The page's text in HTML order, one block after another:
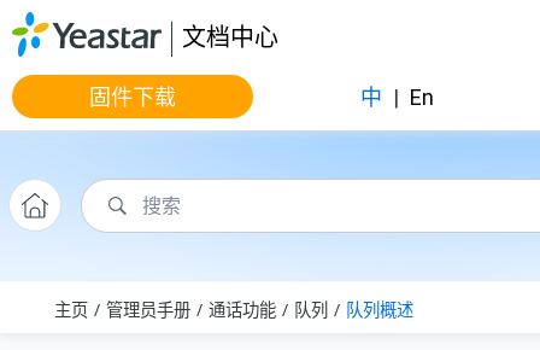
跳转到主要内容
文档中心
固件下载 中 | En
主页 管理员手册 通话功能 队列 队列概述